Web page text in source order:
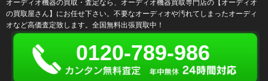
オーディオ機器の買取・査定なら、オーディオ機器買取専門店の【オーディオ
の買取屋さん】にお任せ下さい。不要なオーディオや汚れてしまったオーディ
オなど高価査定致します。全国無料出張買取中！
0120-789-986